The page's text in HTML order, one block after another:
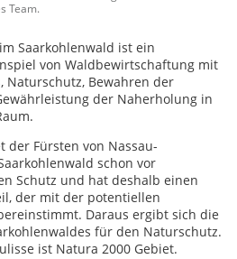
Team.
Saarkohlenwald ist ein
von Waldbewirtschaftung mit
Naturschutz, Bewahren der
der Naherholung in
der Fürsten von Nassau-
schon vor
Schutz und hat deshalb einen
der mit der potentiellen
Daraus ergibt sich die
für den Naturschutz.
ist Natura 2000 Gebiet.